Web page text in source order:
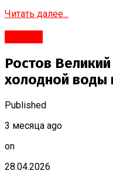
Читать далее...
Ростов
холодной воды
Published
3 месяца ago
on
28.04.2026